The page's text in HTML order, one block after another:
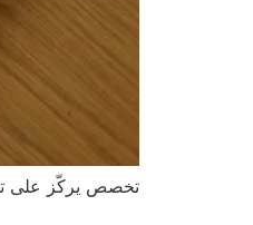
تخصص يركّز على